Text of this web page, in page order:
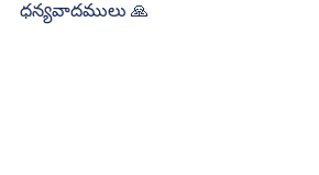
ధన్యవాదములు 🙏